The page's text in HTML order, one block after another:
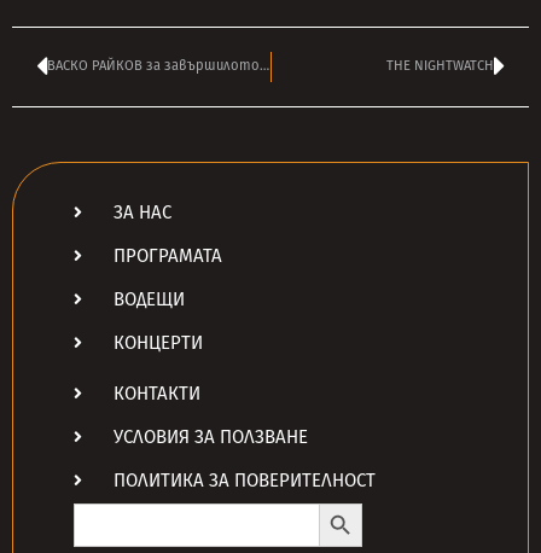
ВАСКО РАЙКОВ за завършилото мини-турне на ODD CREW THE NIGHTWATCH
ЗА НАС
ПРОГРАМАТА
ВОДЕЩИ
КОНЦЕРТИ
КОНТАКТИ
УСЛОВИЯ ЗА ПОЛЗВАНЕ
ПОЛИТИКА ЗА ПОВЕРИТЕЛНОСТ
Search
Search Button